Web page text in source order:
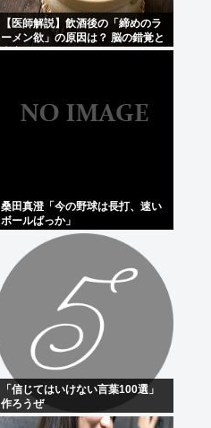
【医師解説】飲酒後の「締めのラ
ーメン欲」の原因は？ 脳の錯覚と
真実
桑田真澄「今の野球は長打、速い
ボールばっか」
「信じてはいけない言葉100選」
作ろうぜ